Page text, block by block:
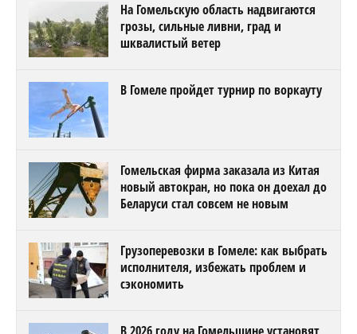
На Гомельскую область надвигаются
грозы, сильные ливни, град и
шквалистый ветер
В Гомеле пройдет турнир по воркауту
Гомельская фирма заказала из Китая
новый автокран, но пока он доехал до
Беларуси стал совсем не новым
Грузоперевозки в Гомеле: как выбрать
исполнителя, избежать проблем и
сэкономить